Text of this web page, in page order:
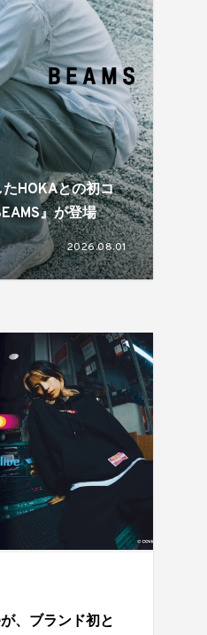
HOKAとの初コ
』が登場
2026.08.01
、ブランド初と